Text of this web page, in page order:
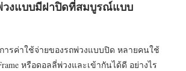
วงแบบมีฝาปิดที่สมบูรณ์แบบ
ารค่าใช้จ่ายของรถพ่วงแบบปิด หลายคนใช้
หรือดอลลี่พ่วงและเข้ากันได้ดี อย่างไร